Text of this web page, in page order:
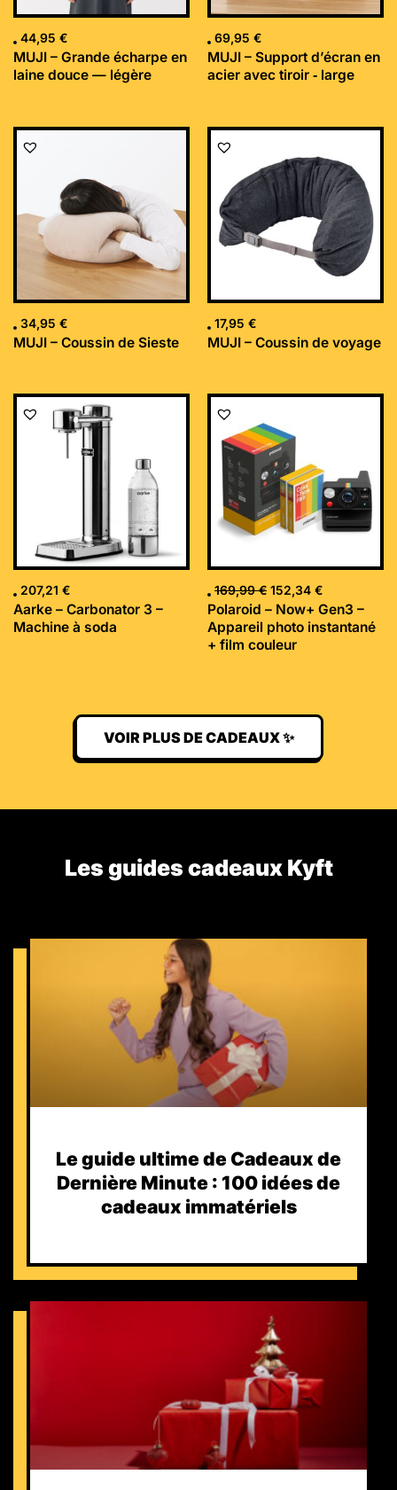
44,95 €
MUJI – Grande écharpe en
laine douce — légère
69,95 €
MUJI – Support d’écran en
acier avec tiroir ‐ large
34,95 €
MUJI – Coussin de Sieste
17,95 €
MUJI – Coussin de voyage
207,21 €
Aarke – Carbonator 3 –
Machine à soda
169,99€
Le
initial
était :
169,99 €.
152,34 €
Le
Polaroid – Now+ Gen3 –
Appareil photo instantané
+ film couleur
VOIR PLUS DE CADEAUX ✨
Les guides cadeaux Kyft​
Le guide ultime de Cadeaux de
Dernière Minute : 100 idées de
cadeaux immatériels